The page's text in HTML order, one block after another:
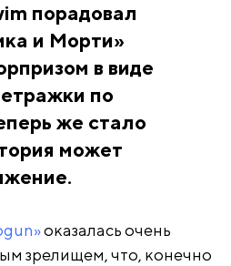
порадовал
и Морти»
в виде
по
же стало
может
оказалась очень
зрелищем, что, конечно